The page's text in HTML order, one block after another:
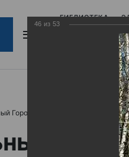
БИБЛИОТЕКА
БИБЛИОПОМОЩЬ
Город
46 из 53